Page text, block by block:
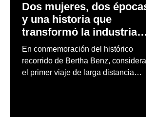
Dos mujeres, dos épocas
y una historia que
transformó la industria
automotriz
En conmemoración del histórico
recorrido de Bertha Benz, considerado
el primer viaje de larga distancia